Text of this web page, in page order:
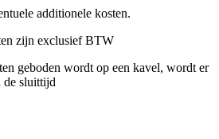
additionele kosten.
zijn exclusief BTW
geboden wordt op een kavel, wordt er
de sluittijd